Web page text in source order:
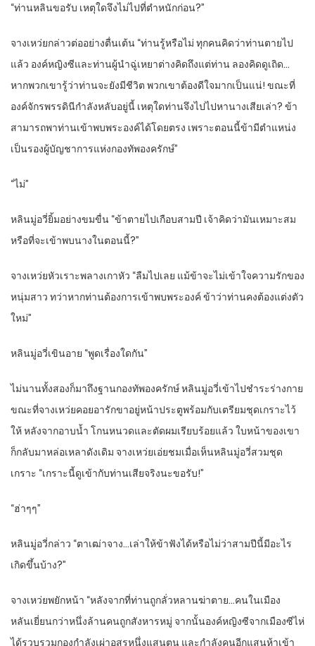
“ท่านหลินขอรับ เหตุใดจึงไม่ไปที่ตำหนักก่อน?”
จางเหว่ยกล่าวต่ออย่างตื่นเต้น “ท่านรู้หรือไม่ ทุกคนคิดว่าท่านตายไป
แล้ว องค์หญิงซีและท่านผู้นำฉู่เหยาต่างคิดถึงแต่ท่าน ลองคิดดูเถิด…
หากพวกเขารู้ว่าท่านจะยังมีชีวิต พวกเขาต้องดีใจมากเป็นแน่! ขณะที่
องค์จักรพรรดินีกำลังหลับอยู่นี้ เหตุใดท่านจึงไปไปหานางเสียเล่า? ข้า
สามารถพาท่านเข้าพบพระองค์ได้โดยตรง เพราะตอนนี้ข้ามีตำแหน่ง
เป็นรองผู้บัญชาการแห่งกองทัพองครักษ์”
“ไม่”
หลินมู่อวี่ยิ้มอย่างขมขื่น “ข้าตายไปเกือบสามปี เจ้าคิดว่ามันเหมาะสม
หรือที่จะเข้าพบนางในตอนนี้?”
จางเหว่ยหัวเราะพลางเกาหัว “ลืมไปเลย แม้ข้าจะไม่เข้าใจความรักของ
หนุ่มสาว ทว่าหากท่านต้องการเข้าพบพระองค์ ข้าว่าท่านคงต้องแต่งตัว
ใหม่”
หลินมู่อวี่เขินอาย “พูดเรื่องใดกัน”
ไม่นานทั้งสองก็มาถึงฐานกองทัพองครักษ์ หลินมู่อวี่เข้าไปชำระร่างกาย
ขณะที่จางเหว่ยคอยอารักขาอยู่หน้าประตูพร้อมกับเตรียมชุดเกราะไว้
ให้ หลังจากอาบน้ำ โกนหนวดและตัดผมเรียบร้อยแล้ว ใบหน้าของเขา
ก็กลับมาหล่อเหลาดังเดิม จางเหว่ยเอ่ยชมเมื่อเห็นหลินมู่อวี่สวมชุด
เกราะ “เกราะนี้ดูเข้ากับท่านเสียจริงนะขอรับ!”
“ฮ่าๆๆ”
หลินมู่อวี่กล่าว “ตาเฒ่าจาง…เล่าให้ข้าฟังได้หรือไม่ว่าสามปีนี้มีอะไร
เกิดขึ้นบ้าง?”
จางเหว่ยพยักหน้า “หลังจากที่ท่านถูกลั่วหลานฆ่าตาย…คนในเมือง
หลันเยี่ยนกว่าหนึ่งล้านคนถูกสังหารหมู่ จากนั้นองค์หญิงซีจากเมืองซีไห่
ได้รวบรวมกองกำลังเผ่าอสูรหนึ่งแสนตน และกำลังคนอีกแสนห้าเข้า